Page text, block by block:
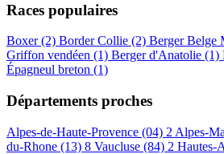
Races populaires
Boxer (2) Border Collie (2) Berger Belge
Griffon vendéen (1) Berger d'Anatolie (1)
Épagneul breton (1)
Départements proches
Alpes-de-Haute-Provence (04) 2 Alpes-
du-Rhone (13) 8 Vaucluse (84) 2 Hautes-